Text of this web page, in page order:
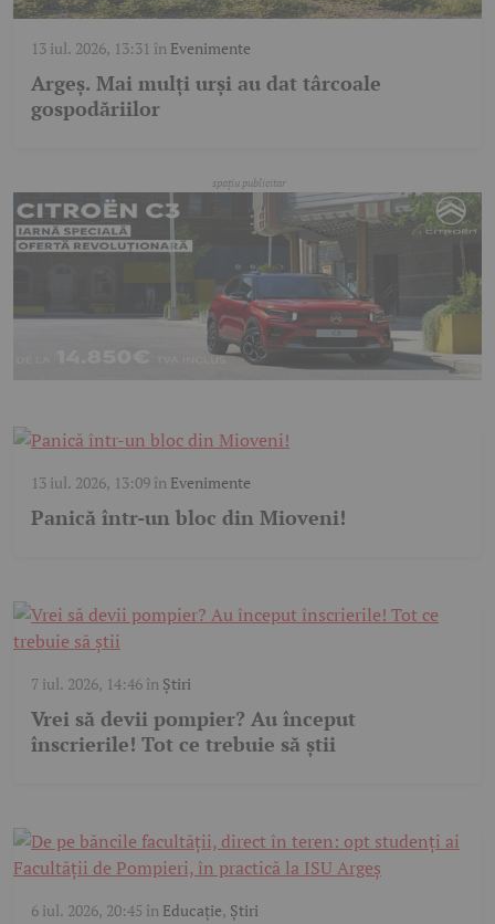
13 iul. 2026, 13:31 în Evenimente
Argeș. Mai mulți urși au dat târcoale
gospodăriilor
13 iul. 2026, 13:09 în Evenimente
Panică într-un bloc din Mioveni!
7 iul. 2026, 14:46 în Știri
Vrei să devii pompier? Au început
înscrierile! Tot ce trebuie să știi
6 iul. 2026, 20:45 în Educație, Știri